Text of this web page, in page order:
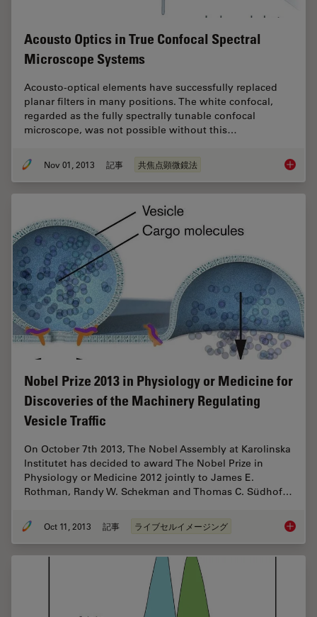
Acousto Optics in True Confocal Spectral
Microscope Systems
Acousto-optical elements have successfully replaced
planar filters in many positions. The white confocal,
regarded as the fully spectrally tunable confocal
microscope, was not possible without this…
Nov 01, 2013 記事 共焦点顕微鏡法
Nobel Prize 2013 in Physiology or Medicine for
Discoveries of the Machinery Regulating
Vesicle Traffic
On October 7th 2013, The Nobel Assembly at Karolinska
Institutet has decided to award The Nobel Prize in
Physiology or Medicine 2012 jointly to James E.
Rothman, Randy W. Schekman and Thomas C. Südhof…
Oct 11, 2013 記事 ライブセルイメージング Nobel